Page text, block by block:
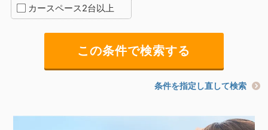
カースペース2台以上
条件を指定し直して検索